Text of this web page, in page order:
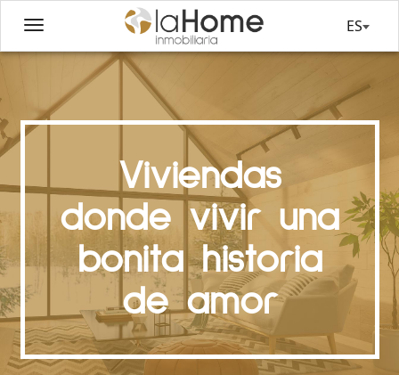
ES
Viviendas
donde vivir una
bonita historia
de amor